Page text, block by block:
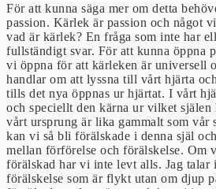
För att kunna säga mer om detta
passion. Kärlek är passion och något
vad är kärlek? En fråga som inte har
fullständigt svar. För att kunna öppna
vi öppna för att kärleken är universell
handlar om att lyssna till vårt hjärta
tills det nya öppnas ur hjärtat. I vårt
och speciellt den kärna ur vilket själen
vårt ursprung är lika gammalt som vår
kan vi så bli förälskade i denna själ
mellan förförelse och förälskelse. Om
förälskad har vi inte levt alls. Jag talar
förälskelse som är flykt utan om djup